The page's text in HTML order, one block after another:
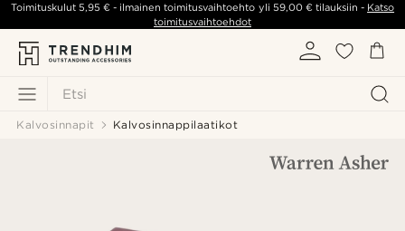
Etsi
Toimituskulut5,95 € - ilmainen toimitusvaihtoehto yli 59,00 €tilauksiin - Katso
toimitusvaihtoehdot
Kalvosinnapit Kalvosinnappilaatikot